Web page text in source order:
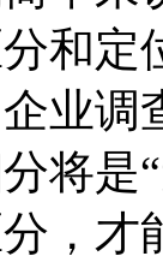
和定
业调
将是
，才